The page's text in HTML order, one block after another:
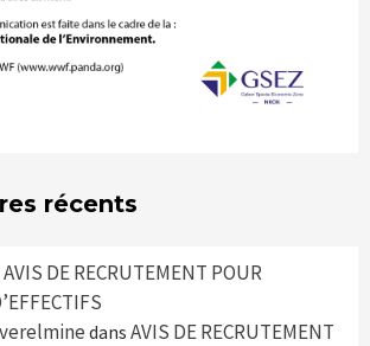
récents
AVIS DE RECRUTEMENT POUR
dans AVIS DE RECRUTEMENT